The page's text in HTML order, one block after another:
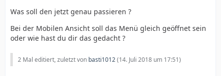
Was soll den jetzt genau passieren ?
Bei der Mobilen Ansicht soll das Menü gleich geöffnet sein
oder wie hast du dir das gedacht ?
2 Mal editiert, zuletzt von basti1012(14. Juli 2018 um 17:51)